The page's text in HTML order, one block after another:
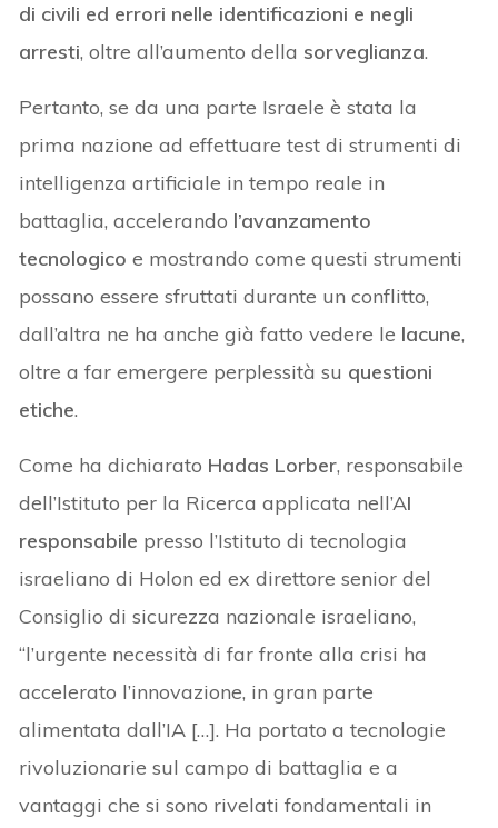
di civili ed errori nelle identificazioni e negli
arresti, oltre all’aumento della sorveglianza.
Pertanto, se da una parte Israele è stata la
prima nazione ad effettuare test di strumenti di
intelligenza artificiale in tempo reale in
battaglia, accelerando l’avanzamento
tecnologico e mostrando come questi strumenti
possano essere sfruttati durante un conflitto,
dall’altra ne ha anche già fatto vedere le lacune,
oltre a far emergere perplessità su questioni
etiche.
Come ha dichiarato Hadas Lorber, responsabile
dell’Istituto per la Ricerca applicata nell’AI
responsabile presso l’Istituto di tecnologia
israeliano di Holon ed ex direttore senior del
Consiglio di sicurezza nazionale israeliano,
“l’urgente necessità di far fronte alla crisi ha
accelerato l’innovazione, in gran parte
alimentata dall’IA […]. Ha portato a tecnologie
rivoluzionarie sul campo di battaglia e a
vantaggi che si sono rivelati fondamentali in